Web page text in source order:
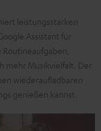
leistungsstarken
Assistant für
mehr Musikvielfalt. Der
wiederaufladbaren
genießen kannst.